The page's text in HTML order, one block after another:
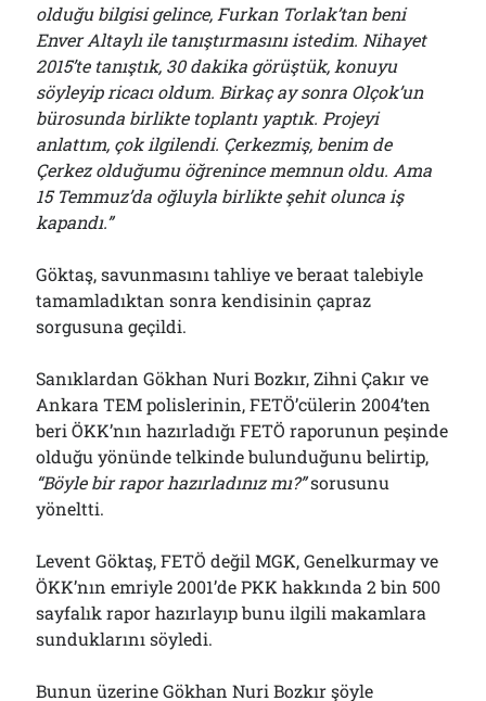
olduğu bilgisi gelince, Furkan Torlak’tan beni
Enver Altaylı ile tanıştırmasını istedim. Nihayet
2015’te tanıştık, 30 dakika görüştük, konuyu
söyleyip ricacı oldum. Birkaç ay sonra Olçok’un
bürosunda birlikte toplantı yaptık. Projeyi
anlattım, çok ilgilendi. Çerkezmiş, benim de
Çerkez olduğumu öğrenince memnun oldu. Ama
15 Temmuz’da oğluyla birlikte şehit olunca iş
kapandı.”
Göktaş, savunmasını tahliye ve beraat talebiyle
tamamladıktan sonra kendisinin çapraz
sorgusuna geçildi.
Sanıklardan Gökhan Nuri Bozkır, Zihni Çakır ve
Ankara TEM polislerinin, FETÖ’cülerin 2004’ten
beri ÖKK’nın hazırladığı FETÖ raporunun peşinde
olduğu yönünde telkinde bulunduğunu belirtip,
“Böyle bir rapor hazırladınız mı?”sorusunu
yöneltti.
Levent Göktaş, FETÖ değil MGK, Genelkurmay ve
ÖKK’nın emriyle 2001’de PKK hakkında 2 bin 500
sayfalık rapor hazırlayıp bunu ilgili makamlara
sunduklarını söyledi.
Bunun üzerine Gökhan Nuri Bozkır şöyle